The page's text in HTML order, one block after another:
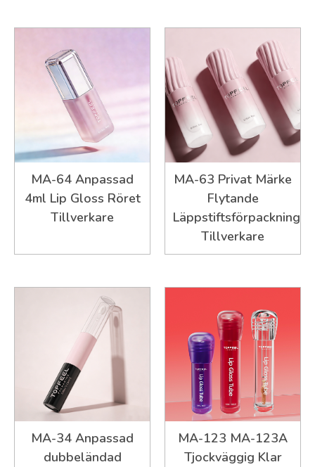
MA-64 Anpassad
4ml Lip Gloss Röret
Tillverkare
MA-63 Privat Märke
Flytande
Läppstiftsförpackning
Tillverkare
MA-34 Anpassad
dubbeländad
MA-123 MA-123A
Tjockväggig Klar